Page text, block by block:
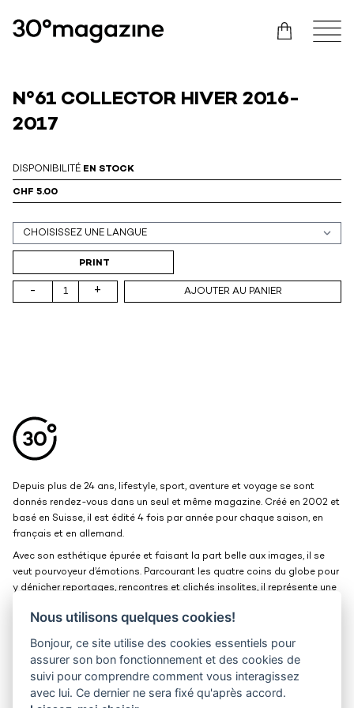
N°61 COLLECTOR HIVER 2016-
2017
DISPONIBILITÉ EN STOCK
CHF 5.00
Support (print ou digital)
PRINT
- + AJOUTER AU PANIER
Depuis plus de 24 ans, lifestyle, sport, aventure et voyage se sont
donnés rendez-vous dans un seul et même magazine. Créé en 2002 et
basé en Suisse, il est édité 4 fois par année pour chaque saison, en
français et en allemand.
Avec son esthétique épurée et faisant la part belle aux images, il se
veut pourvoyeur d’émotions. Parcourant les quatre coins du globe pour
y dénicher reportages, rencontres et clichés insolites, il représente une
Contact
Jobs Confidentialité
Nous utilisons quelques cookies!
Bonjour, ce site utilise des cookies essentiels pour
assurer son bon fonctionnement et des cookies de
suivi pour comprendre comment vous interagissez
avec lui. Ce dernier ne sera fixé qu'après accord.